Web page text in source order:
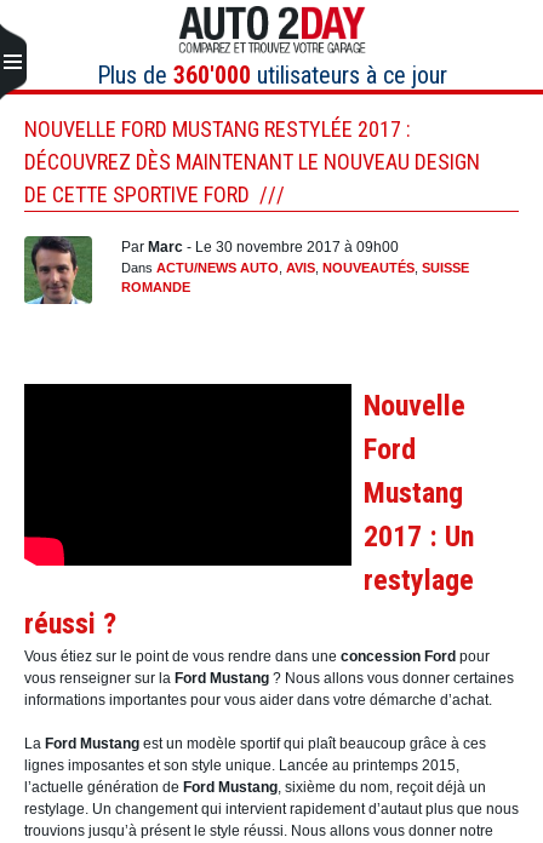
au
contenu
Plus de 360'000 utilisateurs à ce jour
NOUVELLE FORD MUSTANG RESTYLÉE 2017 :
DÉCOUVREZ DÈS MAINTENANT LE NOUVEAU DESIGN
DE CETTE SPORTIVE FORD
Par Marc - Le 30 novembre 2017 à 09h00
Dans ACTU/NEWS AUTO AVIS NOUVEAUTÉS SUISSE
ROMANDE
Nouvelle
Ford
Mustang
2017 : Un
restylage
réussi ?
Vous étiez sur le point de vous rendre dans une concession Ford pour
vous renseigner sur la Ford Mustang ? Nous allons vous donner certaines
informations importantes pour vous aider dans votre démarche d’achat.
La Ford Mustang est un modèle sportif qui plaît beaucoup grâce à ces
lignes imposantes et son style unique. Lancée au printemps 2015,
l’actuelle génération de Ford Mustang, sixième du nom, reçoit déjà un
restylage. Un changement qui intervient rapidement d’autaut plus que nous
trouvions jusqu’à présent le style réussi. Nous allons vous donner notre